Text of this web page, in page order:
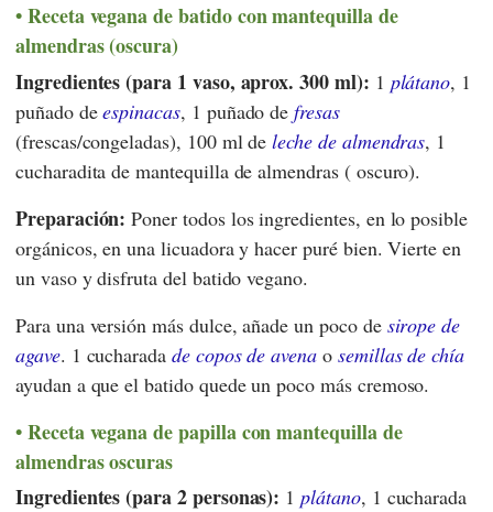
Receta vegana de batido con mantequilla de
almendras (oscura)
Ingredientes (para 1 vaso, aprox. 300 ml): 1 plátano, 1
puñado deespinacas, 1 puñado defresas
(frescas/congeladas), 100 ml deleche de almendras, 1
cucharadita de mantequilla de almendras ( oscuro).
Preparación: Poner todos los ingredientes, en lo posible
orgánicos, en una licuadora y hacer puré bien. Vierte en
un vaso y disfruta del batido vegano.
Para una versión más dulce, añade un poco de sirope de
agave. 1 cucharada de copos de avena o semillas de chía
ayudan a que el batido quede un poco más cremoso.
Receta vegana de papilla con mantequilla de
almendras oscuras
Ingredientes (para 2 personas): 1plátano, 1 cucharada